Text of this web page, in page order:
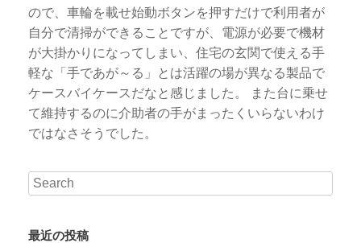
ので、車輪を載せ始動ボタンを押すだけで利用者が
自分で清掃ができることですが、電源が必要で機材
が大掛かりになってしまい、住宅の玄関で使える手
軽な「手であが～る」とは活躍の場が異なる製品で
ケースバイケースだなと感じました。 また台に乗せ
て維持するのに介助者の手がまったくいらないわけ
ではなさそうでした。
最近の投稿